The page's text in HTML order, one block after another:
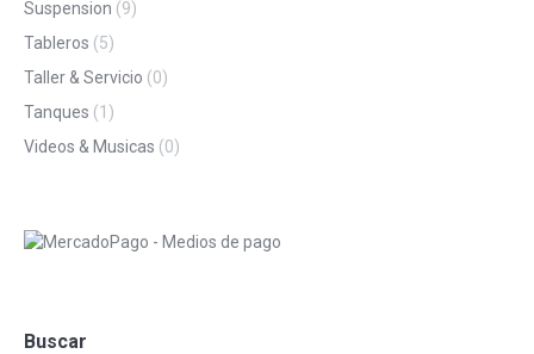
Suspension (9)
Tableros (5)
Taller & Servicio (0)
Tanques (1)
Videos & Musicas (0)
Buscar